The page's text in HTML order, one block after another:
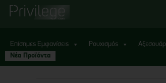
Επίσημες Εμφανίσεις Ρουχισμός Αξεσουάρ
Νέα Προϊόντα